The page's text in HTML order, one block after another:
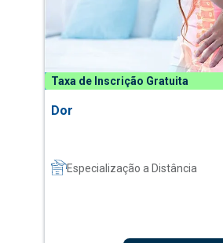
Taxa de Inscrição Gratuita
Dor
Especialização a Distância